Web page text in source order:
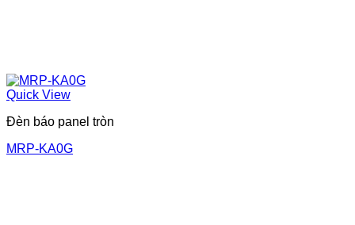
Quick View
Đèn báo panel tròn
MRP-KA0G